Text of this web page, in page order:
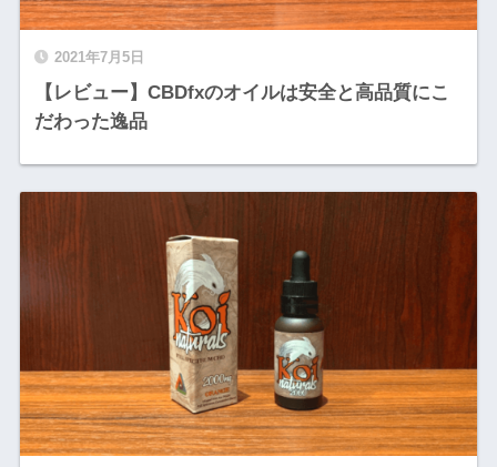
2021年7月5日
【レビュー】CBDfxのオイルは安全と高品質にこ
だわった逸品